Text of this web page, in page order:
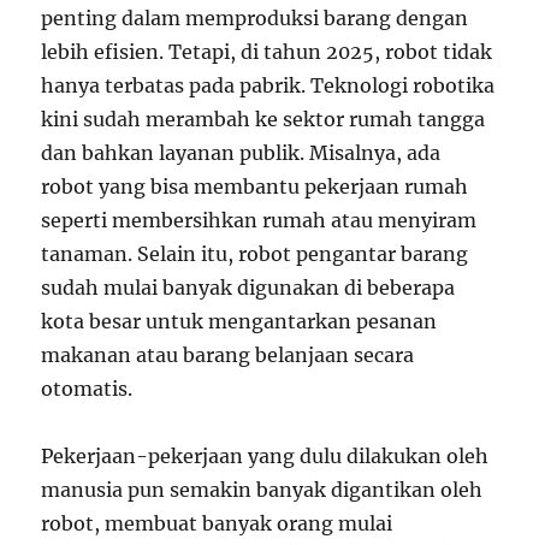
penting dalam memproduksi barang dengan
lebih efisien. Tetapi, di tahun 2025, robot tidak
hanya terbatas pada pabrik. Teknologi robotika
kini sudah merambah ke sektor rumah tangga
dan bahkan layanan publik. Misalnya, ada
robot yang bisa membantu pekerjaan rumah
seperti membersihkan rumah atau menyiram
tanaman. Selain itu, robot pengantar barang
sudah mulai banyak digunakan di beberapa
kota besar untuk mengantarkan pesanan
makanan atau barang belanjaan secara
otomatis.
Pekerjaan-pekerjaan yang dulu dilakukan oleh
manusia pun semakin banyak digantikan oleh
robot, membuat banyak orang mulai